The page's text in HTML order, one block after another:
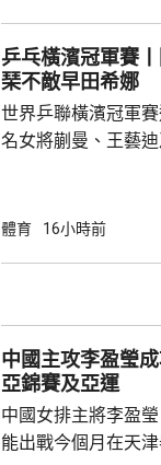
祖雲達斯球迷盛讚
更緊湊，亦提升陣
與家人來港支持祖
乒乓橫濱冠軍賽
琹不敵早田希娜
世界乒聯橫濱冠軍
名女將蒯曼、王藝
16強將迎戰羅馬尼亞的施素
11:3、12:10及11:3
體育 16小時前
中國主攻李盈瑩成
亞錦賽及亞運
中國女排主將李盈
能出戰今個月在天